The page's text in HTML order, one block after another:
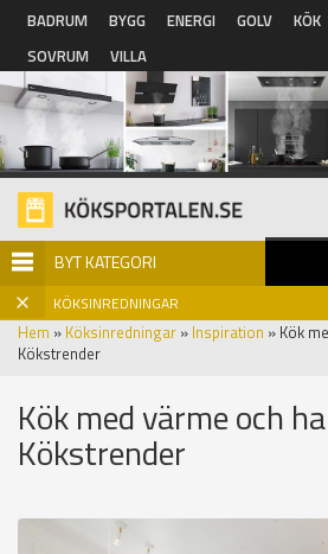
Hoppa till huvudinnehåll
BADRUM BYGG ENERGI GOLV KÖK
SOVRUM
VILLA
BYT KATEGORI
KÖKSINREDNINGAR
Hem » Köksinredningar » Inspiration » Kök
Kökstrender
Kök med värme och
Kökstrender